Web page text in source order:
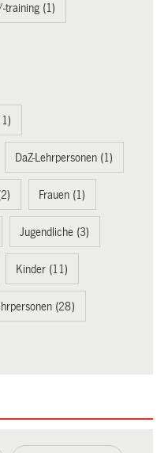
training (1)
DaZ-Lehrpersonen (1)
Frauen (1)
Jugendliche (3)
Kinder (11)
(28)